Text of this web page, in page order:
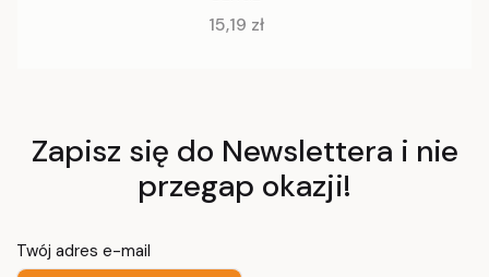
Cena
15,19 zł
Zapisz się do Newslettera i nie
przegap okazji!
Twój adres e-mail